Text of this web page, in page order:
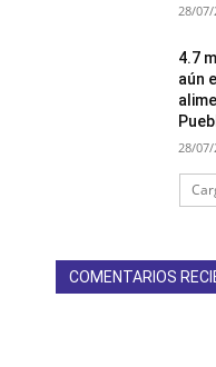
28/
4.7
aún
28/
COMENTARIOS